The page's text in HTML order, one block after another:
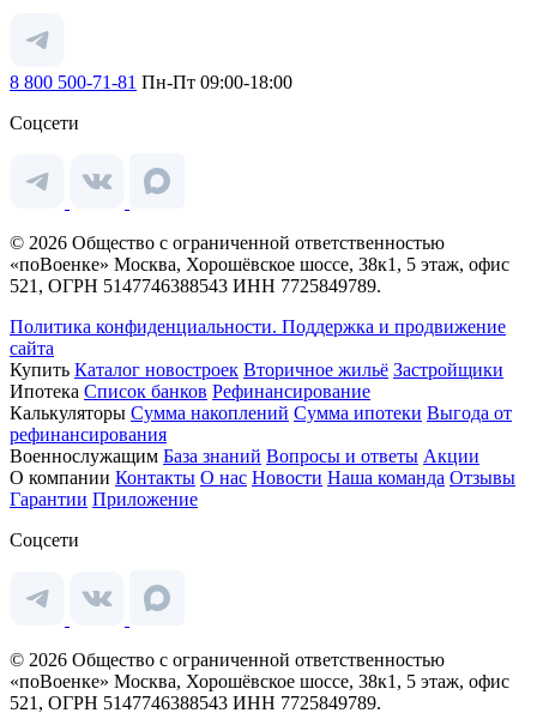
8 800 500-71-81 Пн-Пт 09:00-18:00
Соцсети
© 2026 Общество с ограниченной ответственностью
«поВоенке» Москва, Хорошёвское шоссе, 38к1, 5 этаж, офис
521, ОГРН 5147746388543 ИНН 7725849789.
Политика конфиденциальности. Поддержка и продвижение
сайта
Купить Каталог новостроек Вторичное жильё Застройщики
Ипотека Список банков Рефинансирование
Калькуляторы Сумма накоплений Сумма ипотеки Выгода от
рефинансирования
Военнослужащим База знаний Вопросы и ответы Акции
О компании Контакты О нас Новости Наша команда Отзывы
Гарантии Приложение
Соцсети
© 2026 Общество с ограниченной ответственностью
«поВоенке» Москва, Хорошёвское шоссе, 38к1, 5 этаж, офис
521, ОГРН 5147746388543 ИНН 7725849789.